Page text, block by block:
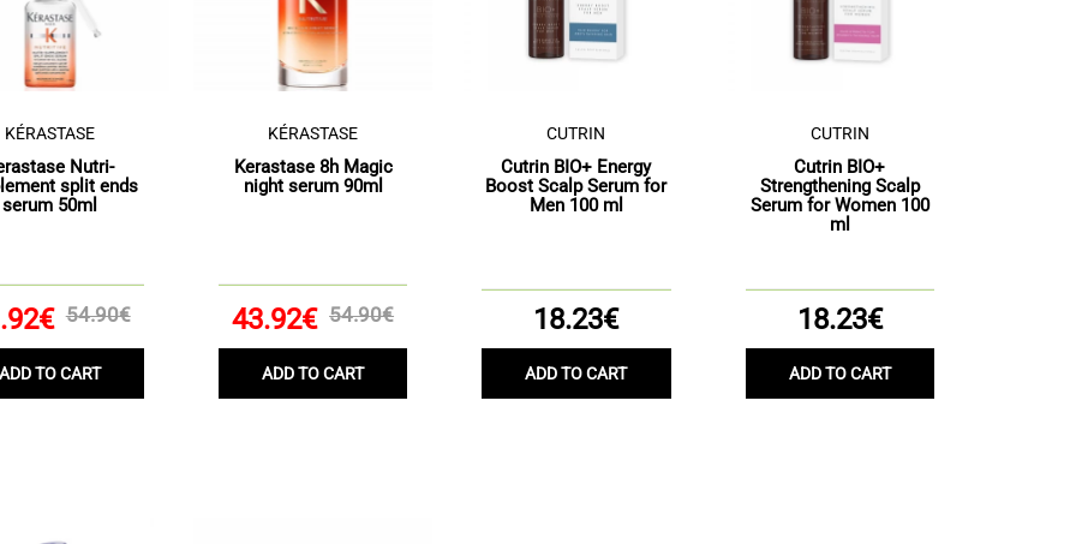
KÉRASTASE
Nutri-
split ends
serum 50ml
54.90€
TO CART
KÉRASTASE
Kerastase 8h Magic
night serum 90ml
43.92€ 54.90€
ADD TO CART
CUTRIN
Cutrin BIO+ Energy
Boost Scalp Serum for
Men 100 ml
18.23€
ADD TO CART
CUTRIN
Cutrin BIO+
Strengthening Scalp
Serum for Women 100
ml
18.23€
ADD TO CART